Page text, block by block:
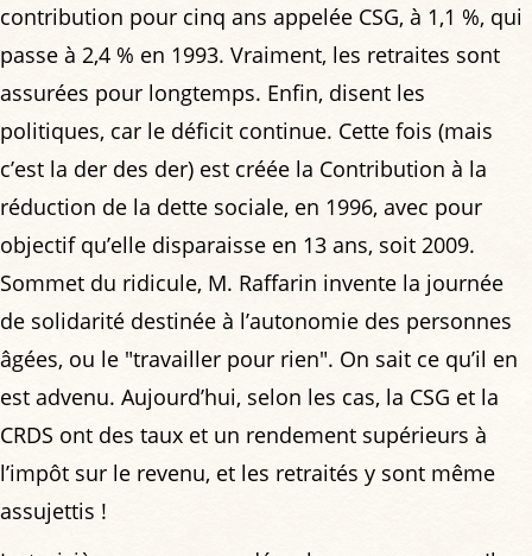
contribution pour cinq ans appelée CSG, à 1,1 %, qui
passe à 2,4 % en 1993. Vraiment, les retraites sont
assurées pour longtemps. Enfin, disent les
politiques, car le déficit continue. Cette fois (mais
c’est la der des der) est créée la Contribution à la
réduction de la dette sociale, en 1996, avec pour
objectif qu’elle disparaisse en 13 ans, soit 2009.
Sommet du ridicule, M. Raffarin invente la journée
de solidarité destinée à l’autonomie des personnes
âgées, ou le "travailler pour rien". On sait ce qu’il en
est advenu. Aujourd’hui, selon les cas, la CSG et la
CRDS ont des taux et un rendement supérieurs à
l’impôt sur le revenu, et les retraités y sont même
assujettis !